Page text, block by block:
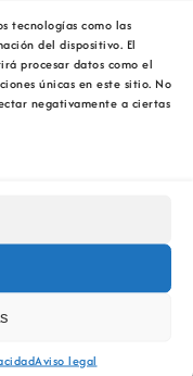
tecnologías como las
del dispositivo. El
procesar datos como el
únicas en este sitio. No
negativamente a ciertas
Aviso legal
Mineira de
do Ilustre
de Minas e
manifestaron a
elementos no
sustentable
que favoreza a
noticia/galicia-